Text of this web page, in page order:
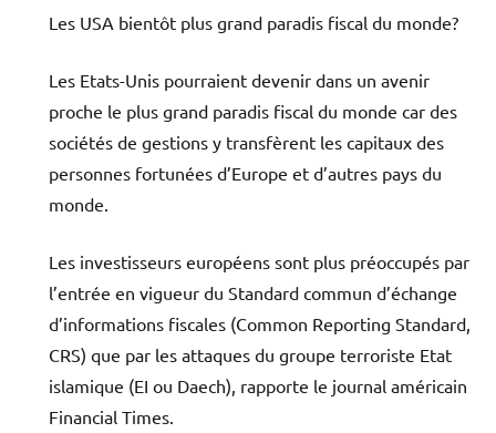
Les USA bientôt plus grand paradis fiscal du monde?
Les Etats-Unis pourraient devenir dans un avenir
proche le plus grand paradis fiscal du monde car des
sociétés de gestions y transfèrent les capitaux des
personnes fortunées d’Europe et d’autres pays du
monde.
Les investisseurs européens sont plus préoccupés par
l’entrée en vigueur du Standard commun d’échange
d’informations fiscales (Common Reporting Standard,
CRS) que par les attaques du groupe terroriste Etat
islamique (EI ou Daech), rapporte le journal américain
Financial Times.